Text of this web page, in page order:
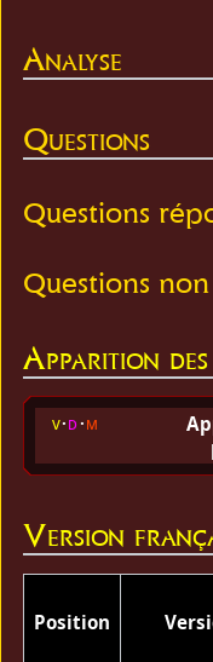
Analyse
Questions
Questions
Questions
Apparition
v d m
Version
Position